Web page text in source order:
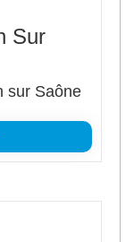
Sur
sur Saône